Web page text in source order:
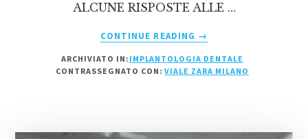
ALCUNE RISPOSTE ALLE …
CONTINUE READING
INFOIMPLANTOLOGIA
VIALE
ZARA
→
ARCHIVIATO IN: IMPLANTOLOGIA DENTALE
CONTRASSEGNATO CON:VIALE ZARA MILANO